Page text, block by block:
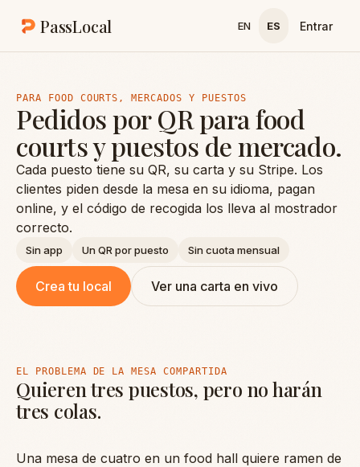
PassLocal EN ES Entrar
PARA FOOD COURTS, MERCADOS Y PUESTOS
Pedidos por QR para food
courts y puestos de mercado.
Cada puesto tiene su QR, su carta y su Stripe. Los
clientes piden desde la mesa en su idioma, pagan
online, y el código de recogida los lleva al mostrador
correcto.
Sin app Un QR por puesto Sin cuota mensual
Crea tu local Ver una carta en vivo
EL PROBLEMA DE LA MESA COMPARTIDA
Quieren tres puestos, pero no harán
tres colas.
Una mesa de cuatro en un food hall quiere ramen de